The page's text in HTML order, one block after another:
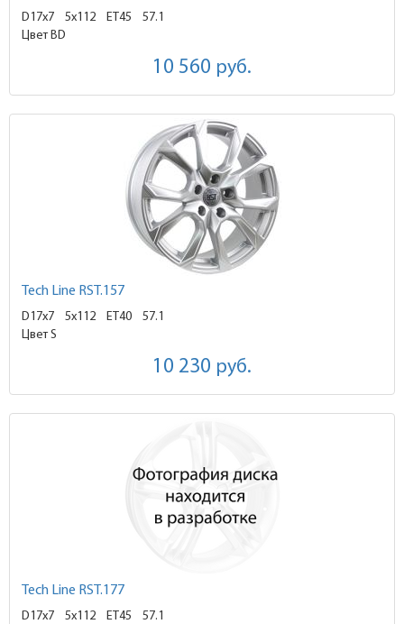
D17x7 5x112 ET45
57.1
Цвет BD
10 560 руб.
Tech Line RST.157
D17x7 5x112 ET40
57.1
Цвет S
10 230 руб.
Tech Line RST.177
D17x7 5x112 ET45
57.1